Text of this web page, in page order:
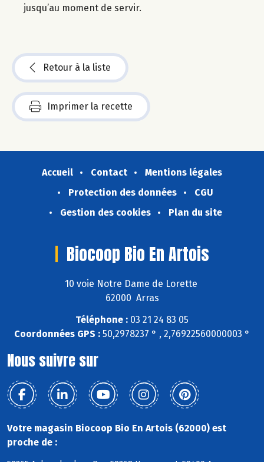
jusqu’au moment de servir.
Retour à la liste
Imprimer la recette
Accueil Contact
Mentions légales
Protection des données
CGU
Gestion des cookies
Plan du site
Biocoop Bio En Artois
10 voie Notre Dame de Lorette
62000 Arras
Téléphone : 03 21 24 83 05
Coordonnées GPS : 50,2978237 ° , 2,76922560000003 °
Nous suivre sur
Votre magasin Biocoop Bio En Artois (62000) est
proche de :